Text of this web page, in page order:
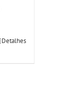
Detalhes